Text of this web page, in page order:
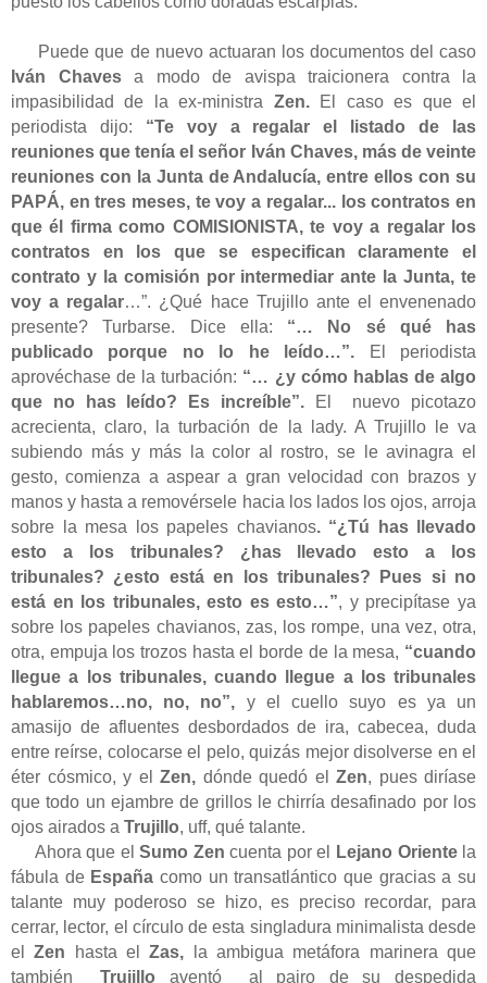
Puede que de nuevo actuaran los documentos del caso
Iván Chavesa modo de avispa traicionera contra la
impasibilidad de la ex-ministra Zen.El caso es que el
periodista dijo: “Te voy a regalar el listado de las
reuniones que tenía el señor Iván Chaves, más de veinte
reuniones con la Junta de Andalucía, entre ellos con su
PAPÁ, en tres meses, te voy a regalar... los contratos en
que él firma como COMISIONISTA, te voy a regalar los
contratos en los que se especifican claramente el
contrato y la comisión por intermediar ante la Junta, te
voy a regalar…”. ¿Qué hace Trujillo ante el envenenado
presente? Turbarse. Dice ella: “… No sé qué has
publicado porque no lo he leído…”.
El periodista
aprovéchase de la turbación: “… ¿y cómo hablas de algo
que no has leído? Es increíble”.
El
nuevo picotazo
acrecienta, claro, la turbación de la lady. A Trujillo le va
subiendo más y más la color al rostro, se le avinagra el
gesto, comienza a aspear a gran velocidad con brazos y
manos y hasta a removérsele hacia los lados los ojos, arroja
sobre la mesa los papeles chavianos. “¿Tú has llevado
esto a los tribunales? ¿has llevado esto a los
tribunales? ¿esto está en los tribunales? Pues si no
está en los tribunales, esto es esto…”, y precipítase ya
sobre los papeles chavianos, zas, los rompe, una vez, otra,
otra, empuja los trozos hasta el borde de la mesa, “cuando
llegue a los tribunales, cuando llegue a los tribunales
hablaremos…no, no, no”, y el cuello suyo es ya un
amasijo de afluentes desbordados de ira, cabecea, duda
entre reírse, colocarse el pelo, quizás mejor disolverse en el
éter cósmico, y el Zen, dónde quedó el Zen, pues diríase
que todo un ejambre de grillos le chirría desafinado por los
ojos airados a Trujillo, uff, qué talante.
Ahora que elSumo Zen cuenta por el Lejano Orientela
fábula de Españacomo un transatlántico que gracias a su
talante muy poderoso se hizo, es preciso recordar, para
cerrar, lector, el círculo de esta singladura minimalista desde
elZen hasta elZas, la ambigua metáfora marinera que
también
Trujillo aventó
al pairo de su despedida